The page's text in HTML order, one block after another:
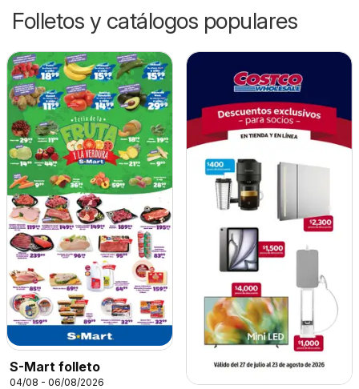
Folletos y catálogos populares
S-Mart folleto
04/08 - 06/08/2026